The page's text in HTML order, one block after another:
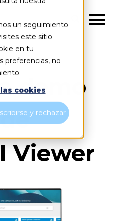
un seguimiento
este sitio
en tu
preferencias, no
cookies
y rechazar
ES
demo
Viewer